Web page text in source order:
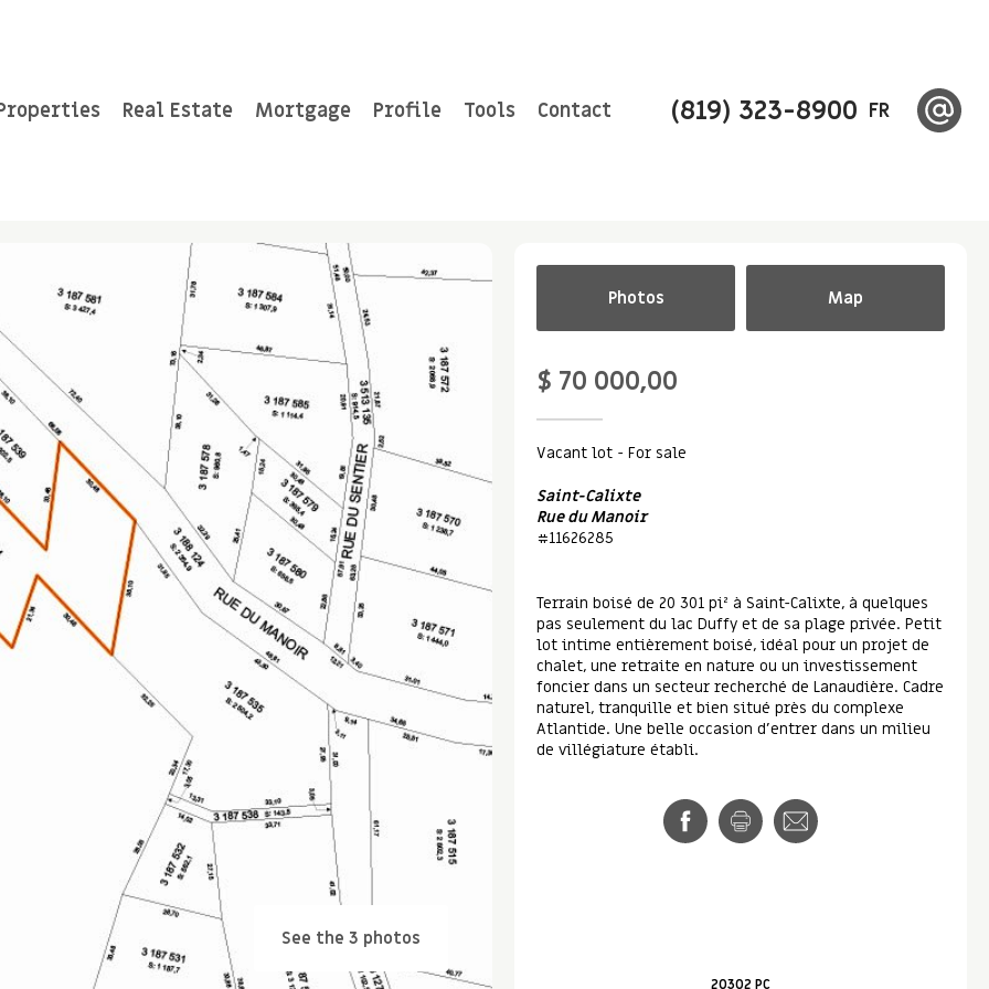
Real Estate Mortgage Profile Tools Contact (819) 323-8900 FR
See the 3 photos
Photos Map
$ 70 000,00
Vacant lot - For sale
Saint-Calixte
Rue du Manoir
#11626285
Terrain boisé de 20 301 pi² à Saint-Calixte, à quelques
pas seulement du lac Duffy et de sa plage privée. Petit
lot intime entièrement boisé, idéal pour un projet de
chalet, une retraite en nature ou un investissement
foncier dans un secteur recherché de Lanaudière. Cadre
naturel, tranquille et bien situé près du complexe
Atlantide. Une belle occasion d'entrer dans un milieu
de villégiature établi.
20302 PC